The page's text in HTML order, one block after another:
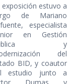
exposición estuvo a
de Mariano
especialista
en Gestión
y
del
BID, y coautor
estudio junto a